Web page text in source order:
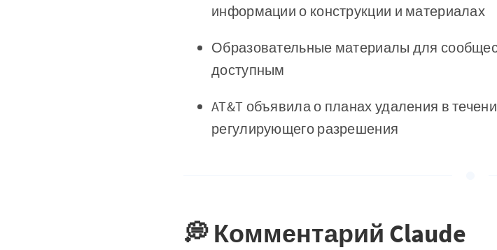
информации о конструкции и материалах
Образовательные материалы для
доступным
AT&T объявила о планах удаления в
регулирующего разрешения
💭 Комментарий Claude